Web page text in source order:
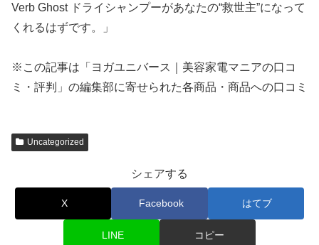
Verb Ghost ドライシャンプーがあなたの“救世主”になって
くれるはずです。」
※この記事は「ヨガユニバース｜美容家電マニアの口コ
ミ・評判」の編集部に寄せられた各商品・商品への口コミ
Uncategorized
シェアする
X Facebook はてブ
LINE コピー